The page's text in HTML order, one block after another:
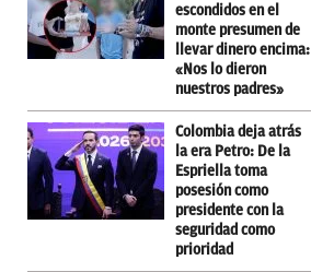
escondidos en el
monte presumen de
llevar dinero encima:
«Nos lo dieron
nuestros padres»
Colombia deja atrás
la era Petro: De la
Espriella toma
posesión como
presidente con la
seguridad como
prioridad